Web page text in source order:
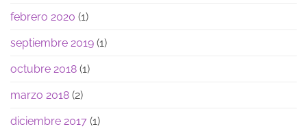
febrero 2020 (1)
septiembre 2019 (1)
octubre 2018 (1)
marzo 2018 (2)
diciembre 2017 (1)